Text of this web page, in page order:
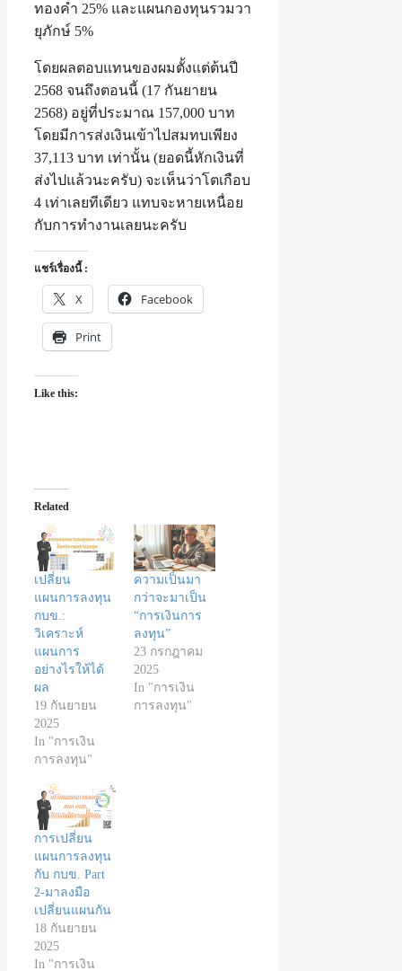
ทองคำ 25% และแผนกองทุนรวมวา
ยุภักษ์ 5%
โดยผลตอบแทนของผมตั้งแต่ต้นปี
2568 จนถึงตอนนี้ (17 กันยายน
2568) อยู่ที่ประมาณ 157,000 บาท
โดยมีการส่งเงินเข้าไปสมทบเพียง
37,113 บาท เท่านั้น (ยอดนี้หักเงินที่
ส่งไปแล้วนะครับ) จะเห็นว่าโตเกือบ
4 เท่าเลยทีเดียว แทบจะหายเหนื่อย
กับการทำงานเลยนะครับ
แชร์เรื่องนี้ :
X Facebook
Print
Like this:
Related
เปลี่ยน
แผนการลงทุน
กบข.:
วิเคราะห์
แผนการ
อย่างไรให้ได้
ผล
19 กันยายน
2025
In "การเงิน
การลงทุน"
ความเป็นมา
กว่าจะมาเป็น
“การเงินการ
ลงทุน”
23 กรกฎาคม
2025
In "การเงิน
การลงทุน"
การเปลี่ยน
แผนการลงทุน
กับ กบข. Part
2-มาลงมือ
เปลี่ยนแผนกัน
18 กันยายน
2025
In "การเงิน